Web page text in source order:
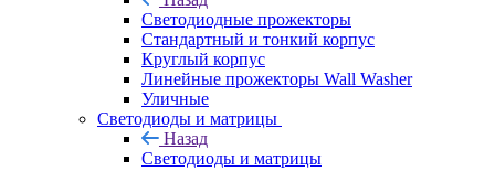
Светодиодные прожекторы
Стандартный и тонкий корпус
Круглый корпус
Линейные прожекторы Wall Washer
Уличные
Светодиоды и матрицы
Назад
Светодиоды и матрицы